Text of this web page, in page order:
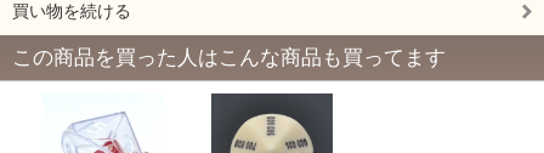
買い物を続ける
この商品を買った人はこんな商品も買ってます